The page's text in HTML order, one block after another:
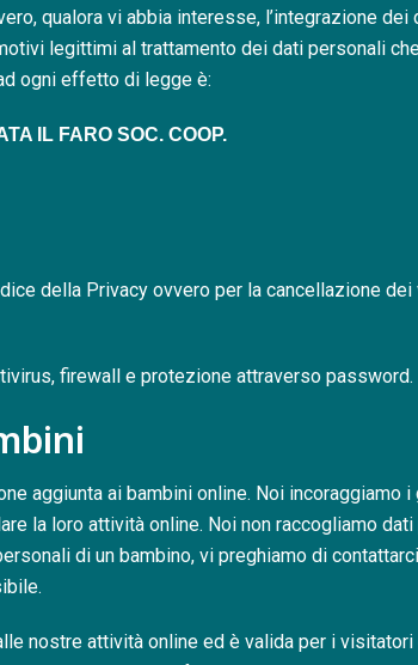
qualora vi abbia interesse, l’integrazione
legittimi al trattamento dei dati personali
ogni effetto di legge è:
IL FARO SOC. COOP.
della Privacy ovvero per la cancellazione
firewall e protezione attraverso password.
aggiunta ai bambini online. Noi
la loro attività online. Noi non raccogliamo
di un bambino, vi preghiamo di
nostre attività online ed è valida per i